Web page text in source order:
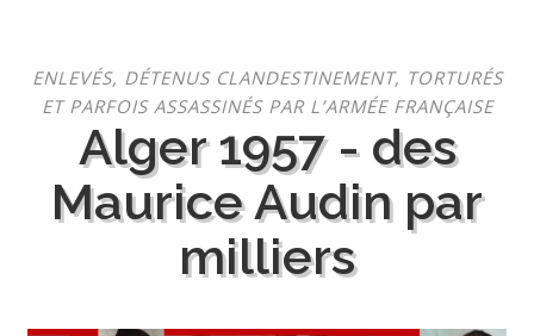
contenu
ENLEVÉS, DÉTENUS CLANDESTINEMENT, TORTURÉS
ET PARFOIS ASSASSINÉS PAR L’ARMÉE FRANÇAISE
Alger 1957 - des
Maurice Audin par
milliers